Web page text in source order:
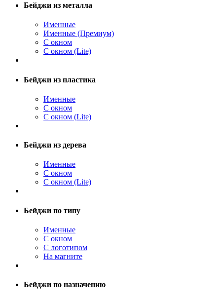
Бейджи из металла
Именные
Именные (Премиум)
С окном
С окном (Lite)
Бейджи из пластика
Именные
С окном
С окном (Lite)
Бейджи из дерева
Именные
С окном
С окном (Lite)
Бейджи по типу
Именные
С окном
С логотипом
На магните
Бейджи по назначению